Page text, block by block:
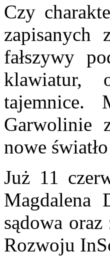
Czy
zapisanych
fałszywy
klawiatur,
tajemnice.
Garwolinie
nowe
Już 11
Magdalena
sądowa
Rozwoju